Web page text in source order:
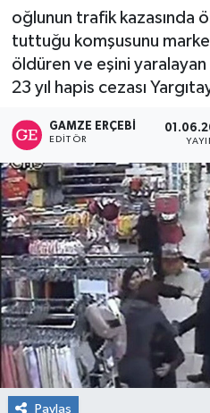
oğlunun trafik kazasında
tuttuğu komşusunu
öldüren ve eşini
23 yıl hapis cezası
GAMZE ERÇEBI
EDITÖR
Paylaş
SİYASET
RESMİ İLAN
SPOR
SİYASET
SAĞLIK
GÜNCEL
RESMİ İLAN
Künye
Son Dakika Haberleri
Haber Arşivi